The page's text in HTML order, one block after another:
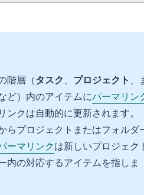
階層（タスク、 プロジェクト 、
ど）内のアイテムにパーマリン
ンクは自動的に更新されます。
らプロジェクトまたはフォルダ
ーマリンクは新しいプロジェク
内の対応するアイテムを指しま